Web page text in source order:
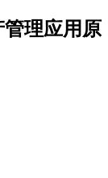
理应用原